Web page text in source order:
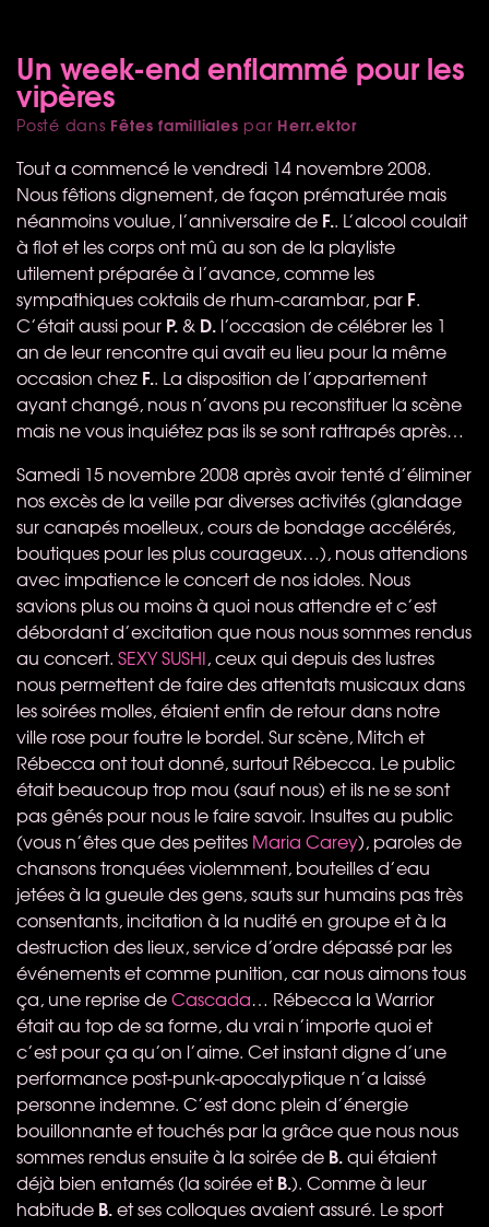
Un week-end enflammé pour les
vipères
Posté dans Fêtes familliales par Herr.ektor
Tout a commencé le vendredi 14 novembre 2008.
Nous fêtions dignement, de façon prématurée mais
néanmoins voulue, l’anniversaire de F.. L’alcool coulait
à flot et les corps ont mû au son de la playliste
utilement préparée à l’avance, comme les
sympathiques coktails de rhum-carambar, par F.
C’était aussi pour P. & D. l’occasion de célébrer les 1
an de leur rencontre qui avait eu lieu pour la même
occasion chez F.. La disposition de l’appartement
ayant changé, nous n’avons pu reconstituer la scène
mais ne vous inquiétez pas ils se sont rattrapés après…
Samedi 15 novembre 2008 après avoir tenté d’éliminer
nos excès de la veille par diverses activités (glandage
sur canapés moelleux, cours de bondage accélérés,
boutiques pour les plus courageux…), nous attendions
avec impatience le concert de nos idoles. Nous
savions plus ou moins à quoi nous attendre et c’est
débordant d’excitation que nous nous sommes rendus
au concert. SEXYSUSHI, ceux qui depuis des lustres
nous permettent de faire des attentats musicaux dans
les soirées molles, étaient enfin de retour dans notre
ville rose pour foutre le bordel. Sur scène, Mitch et
Rébecca ont tout donné, surtout Rébecca. Le public
était beaucoup trop mou (sauf nous) et ils ne se sont
pas gênés pour nous le faire savoir. Insultes au public
(vous n’êtes que des petites Maria Carey), paroles de
chansons tronquées violemment, bouteilles d’eau
jetées à la gueule des gens, sauts sur humains pas très
consentants, incitation à la nudité en groupe et à la
destruction des lieux, service d’ordre dépassé par les
événements et comme punition, car nous aimons tous
ça, une reprise deCascada… Rébecca la Warrior
était au top de sa forme, du vrai n’importe quoi et
c’est pour ça qu’on l’aime. Cet instant digne d’une
performance post-punk-apocalyptique n’a laissé
personne indemne. C’est donc plein d’énergie
bouillonnante et touchés par la grâce que nous nous
sommes rendus ensuite à la soirée de B.qui étaient
déjà bien entamés (la soirée etB.). Comme à leur
habitude B.et ses colloques avaient assuré. Le sport